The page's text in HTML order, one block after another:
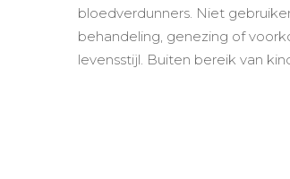
bloedverdunners. Niet
behandeling, genezing of
levensstijl. Buiten bereik van